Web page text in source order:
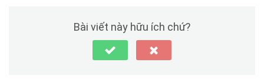
Bài viết này hữu ích chứ?